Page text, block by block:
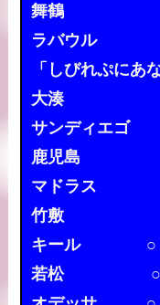
舞鶴 「お姉
ラバウル 「
「しびれぷにあな
大湊 〇「
サンディエゴ
鹿児島 「サ
マドラス 「
竹敷 「竹
キール ○「ニ
若松 ○「皆